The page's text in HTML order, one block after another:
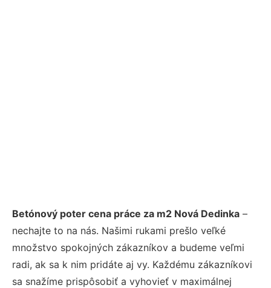
Betónový poter cena práce za m2 Nová Dedinka –
nechajte to na nás. Našimi rukami prešlo veľké
množstvo spokojných zákazníkov a budeme veľmi
radi, ak sa k nim pridáte aj vy. Každému zákazníkovi
sa snažíme prispôsobiť a vyhovieť v maximálnej